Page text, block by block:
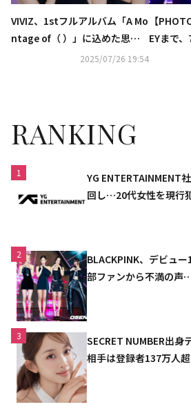
VIVIZ、1stフルアルバム「A Mo
ntage of（ ）」に込めた思い
とは？“これから進む道を教え
2025/07/26 19:54
【
EYまで
RANKING
1
YG ENTERTAINMENT
回し…20代女性を現行
2
BLACKPINK、デビュ
部ファンから不満の声
3
SECRET NUMBER出
相手は登録者137万人